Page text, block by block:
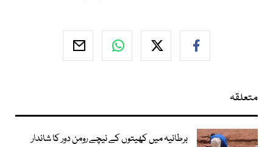
متعلقہ
برطانیہ میں کھیتوں کے نیچے رومن دور کا شاندار